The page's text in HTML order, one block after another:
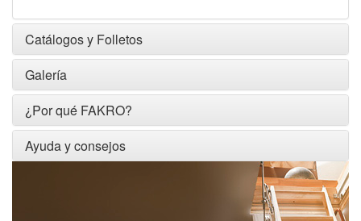
Catálogos y Folletos
Galería
¿Por qué FAKRO?
Ayuda y consejos